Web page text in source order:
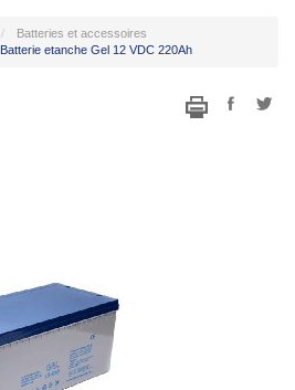
Batteries et accessoires
Batterie etanche Gel 12 VDC 220Ah